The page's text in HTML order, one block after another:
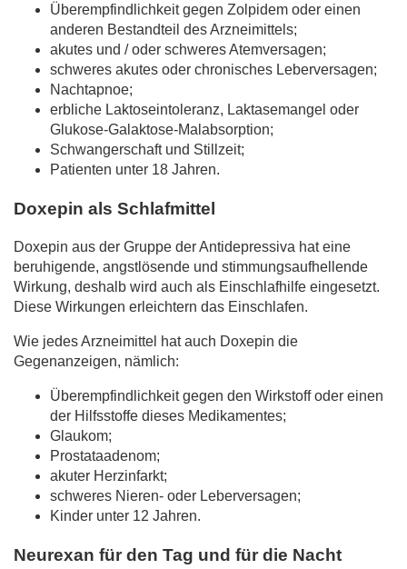
Überempfindlichkeit gegen Zolpidem oder einen
anderen Bestandteil des Arzneimittels;
akutes und / oder schweres Atemversagen;
schweres akutes oder chronisches Leberversagen;
Nachtapnoe;
erbliche Laktoseintoleranz, Laktasemangel oder
Glukose-Galaktose-Malabsorption;
Schwangerschaft und Stillzeit;
Patienten unter 18 Jahren.
Doxepin als Schlafmittel
Doxepin aus der Gruppe der Antidepressiva hat eine
beruhigende, angstlösende und stimmungsaufhellende
Wirkung, deshalb wird auch als Einschlafhilfe eingesetzt.
Diese Wirkungen erleichtern das Einschlafen.
Wie jedes Arzneimittel hat auch Doxepin die
Gegenanzeigen, nämlich:
Überempfindlichkeit gegen den Wirkstoff oder einen
der Hilfsstoffe dieses Medikamentes;
Glaukom;
Prostataadenom;
akuter Herzinfarkt;
schweres Nieren- oder Leberversagen;
Kinder unter 12 Jahren.
Neurexan für den Tag und für die Nacht